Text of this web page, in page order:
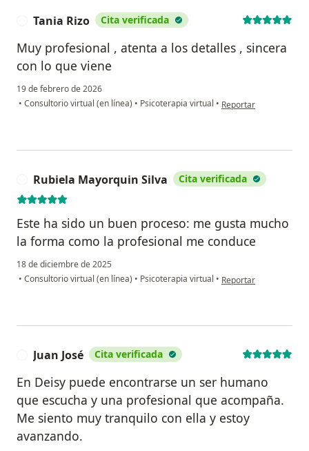
Tania Rizo Cita verificada
Muy profesional , atenta a los detalles , sincera
con lo que viene
19 de febrero de 2026
• Consultorio virtual (en línea) • Psicoterapia virtual • en opinión del usuario
Reportar
Rubiela Mayorquin Silva Cita verificada
Este ha sido un buen proceso: me gusta mucho
la forma como la profesional me conduce
18 de diciembre de 2025
• Consultorio virtual (en línea) • Psicoterapia virtual • en opinión del
Reportar
Juan José Cita verificada
En Deisy puede encontrarse un ser humano
que escucha y una profesional que acompaña.
Me siento muy tranquilo con ella y estoy
avanzando.